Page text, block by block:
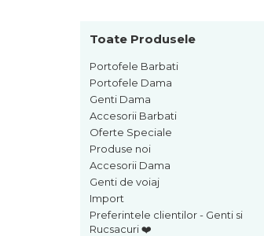
Toate Produsele
Portofele Barbati
Portofele Dama
Genti Dama
Accesorii Barbati
Oferte Speciale
Produse noi
Accesorii Dama
Genti de voiaj
Import
Preferintele clientilor - Genti si
Rucsacuri ❤️